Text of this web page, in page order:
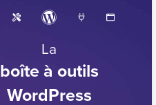
La
boîte à outils
WordPress